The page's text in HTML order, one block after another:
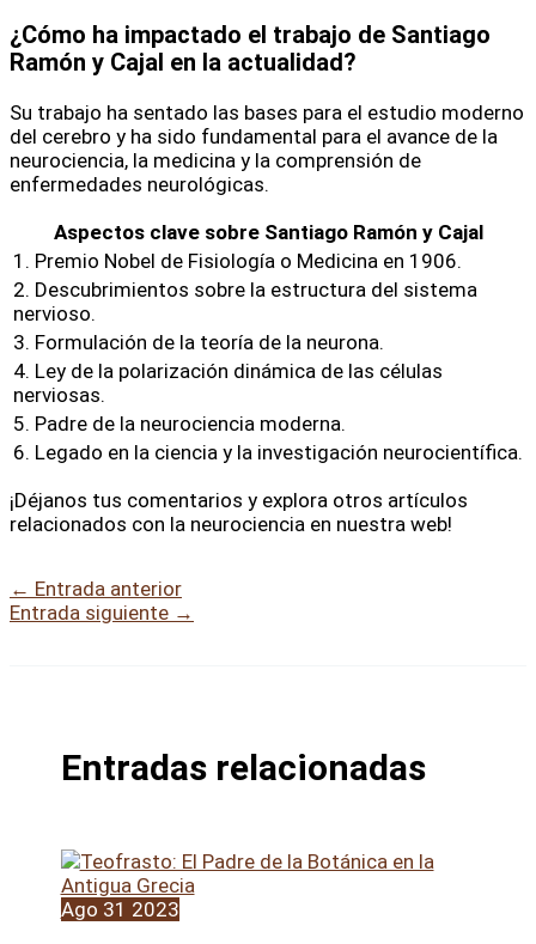
¿Cómo ha impactado el trabajo de Santiago
Ramón y Cajal en la actualidad?
Su trabajo ha sentado las bases para el estudio moderno
del cerebro y ha sido fundamental para el avance de la
neurociencia, la medicina y la comprensión de
enfermedades neurológicas.
Aspectos clave sobre Santiago Ramón y Cajal
1. Premio Nobel de Fisiología o Medicina en 1906.
2. Descubrimientos sobre la estructura del sistema
nervioso.
3. Formulación de la teoría de la neurona.
4. Ley de la polarización dinámica de las células
nerviosas.
5. Padre de la neurociencia moderna.
6. Legado en la ciencia y la investigación neurocientífica.
¡Déjanos tus comentarios y explora otros artículos
relacionados con la neurociencia en nuestra web!
← Entrada anterior
Entrada siguiente →
Entradas relacionadas
Ago 31 2023